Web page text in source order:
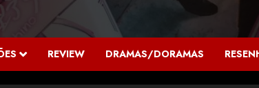
REVIEW DRAMAS/DORAMAS